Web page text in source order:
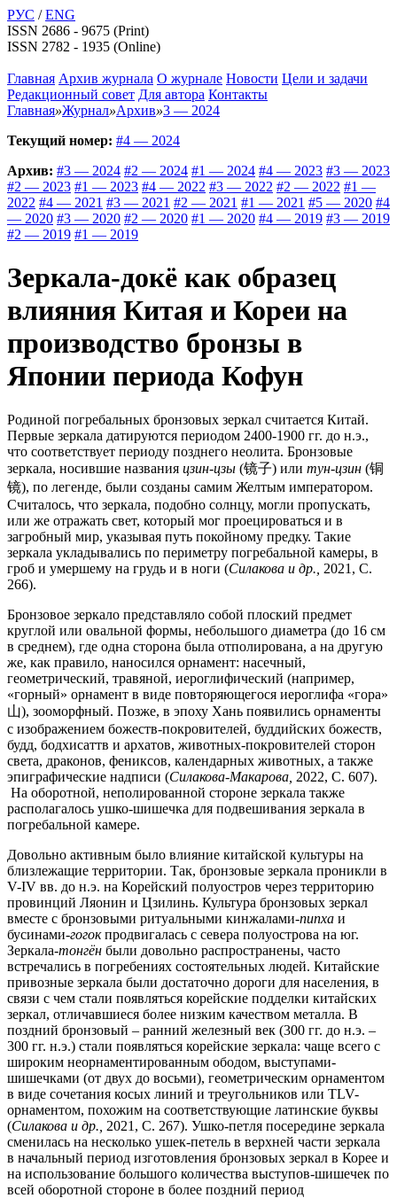
РУС /ENG
ISSN 2686 - 9675 (Print)
ISSN 2782 - 1935 (Online)
Главная Архив журнала О журнале Новости Цели и задачи
Редакционный совет Для автора Контакты
Главная»Журнал»Архив»3 — 2024
Текущий номер: #4 — 2024
Архив: #3 — 2024 #2 — 2024 #1 — 2024 #4 — 2023 #3 — 2023
#2 — 2023 #1 — 2023 #4 — 2022 #3 — 2022 #2 — 2022 #1 —
2022 #4 — 2021 #3 — 2021 #2 — 2021 #1 — 2021 #5 — 2020 #4
— 2020 #3 — 2020 #2 — 2020 #1 — 2020 #4 — 2019 #3 — 2019
#2 — 2019 #1 — 2019
Зеркала-докё как образец
влияния Китая и Кореи на
производство бронзы в
Японии периода Кофун
Родиной погребальных бронзовых зеркал считается Китай.
Первые зеркала датируются периодом 2400-1900 гг. до н.э.,
что соответствует периоду позднего неолита. Бронзовые
зеркала, носившие названия цзин-цзы (镜子) или тун-цзин (铜
镜), по легенде, были созданы самим Желтым императором.
Считалось, что зеркала, подобно солнцу, могли пропускать,
или же отражать свет, который мог проецироваться и в
загробный мир, указывая путь покойному предку. Такие
зеркала укладывались по периметру погребальной камеры, в
гроб и умершему на грудь и в ноги (Силакова и др., 2021, C.
266).
Бронзовое зеркало представляло собой плоский предмет
круглой или овальной формы, небольшого диаметра (до 16 см
в среднем), где одна сторона была отполирована, а на другую
же, как правило, наносился орнамент: насечный,
геометрический, травяной, иероглифический (например,
«горный» орнамент в виде повторяющегося иероглифа «гора»
山), зооморфный. Позже, в эпоху Хань появились орнаменты
с изображением божеств-покровителей, буддийских божеств,
будд, бодхисаттв и архатов, животных-покровителей сторон
света, драконов, фениксов, календарных животных, а также
эпиграфические надписи (Силакова-Макарова, 2022, C. 607).
На оборотной, неполированной стороне зеркала также
располагалось ушко-шишечка для подвешивания зеркала в
погребальной камере.
Довольно активным было влияние китайской культуры на
близлежащие территории. Так, бронзовые зеркала проникли в
V-IV вв. до н.э. на Корейский полуостров через территорию
провинций Ляонин и Цзилинь. Культура бронзовых зеркал
вместе с бронзовыми ритуальными кинжалами-пипха и
бусинами-гогокпродвигалась с севера полуострова на юг.
Зеркала-тонгён были довольно распространены, часто
встречались в погребениях состоятельных людей. Китайские
привозные зеркала были достаточно дороги для населения, в
связи с чем стали появляться корейские подделки китайских
зеркал, отличавшиеся более низким качеством металла. В
поздний бронзовый – ранний железный век (300 гг. до н.э. –
300 гг. н.э.) стали появляться корейские зеркала: чаще всего с
широким неорнаментированным ободом, выступами-
шишечками (от двух до восьми), геометрическим орнаментом
в виде сочетания косых линий и треугольников или TLV-
орнаментом, похожим на соответствующие латинские буквы
(Силакова и др., 2021, С. 267). Ушко-петля посередине зеркала
сменилась на несколько ушек-петель в верхней части зеркала
в начальный период изготовления бронзовых зеркал в Корее и
на использование большого количества выступов-шишечек по
всей оборотной стороне в более поздний период